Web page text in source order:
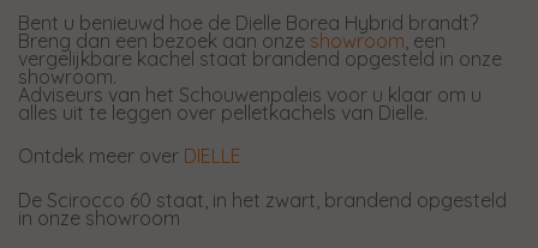
Bent u benieuwd hoe de Dielle Borea Hybrid brandt?
Breng dan een bezoek aan onze showroom, een
vergelijkbare kachel staat brandend opgesteld in onze
showroom.
Adviseurs van het Schouwenpaleis voor u klaar om u
alles uit te leggen over pelletkachels van Dielle.
Ontdek meer over DIELLE
De Scirocco 60 staat, in het zwart, brandend opgesteld
in onze showroom